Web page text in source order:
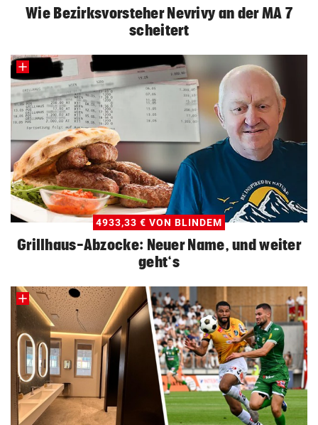
Wie Bezirksvorsteher Nevrivy an der MA 7
scheitert
4933,33 € VON BLINDEM
Grillhaus-Abzocke: Neuer Name, und weiter
geht‘s